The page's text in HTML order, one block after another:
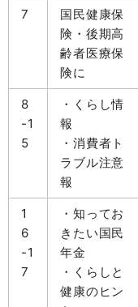
7
国民健康保
険・後期高
齢者医療保
険に
8
-1
5
・くらし情
報
・消費者ト
ラブル注意
報
1
6
-1
7
・知ってお
きたい国民
年金
・くらしと
健康のヒン